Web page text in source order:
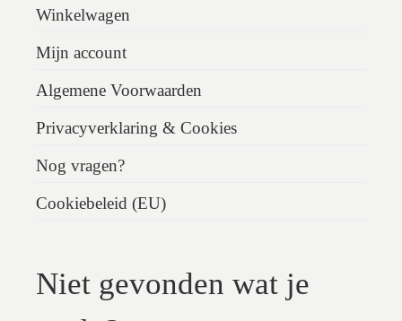
Winkelwagen
Mijn account
Algemene Voorwaarden
Privacyverklaring & Cookies
Nog vragen?
Cookiebeleid (EU)
Niet gevonden wat je